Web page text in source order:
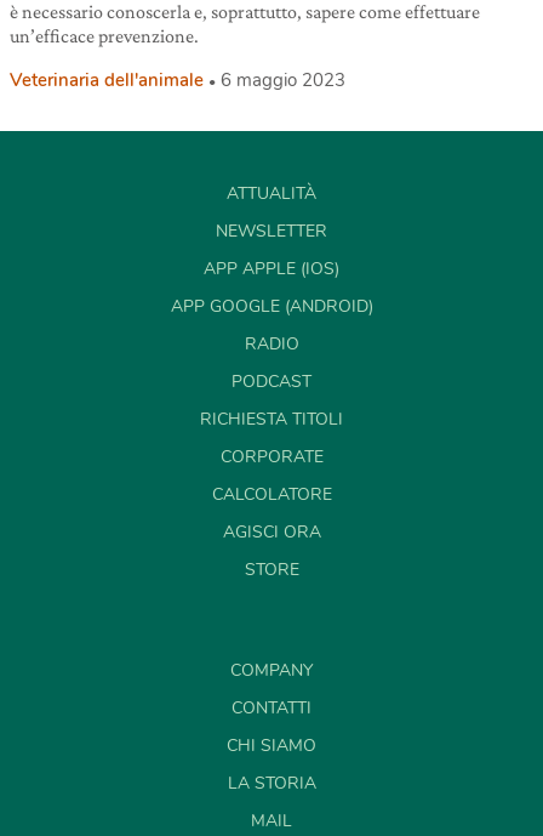
è necessario conoscerla e, soprattutto, sapere come effettuare
un’efficace prevenzione.
Veterinaria dell'animale 6 maggio 2023
ATTUALITÀ
NEWSLETTER
APP APPLE (IOS)
APP GOOGLE (ANDROID)
RADIO
PODCAST
RICHIESTA TITOLI
CORPORATE
CALCOLATORE
AGISCI ORA
STORE
COMPANY
CONTATTI
CHI SIAMO
LA STORIA
MAIL